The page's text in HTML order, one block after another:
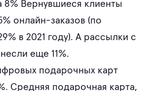
8% Вернувшиеся клиенты
онлайн-заказов (по
в 2021 году). А рассылки с
еще 11%.
подарочных карт
Средняя подарочная карта,